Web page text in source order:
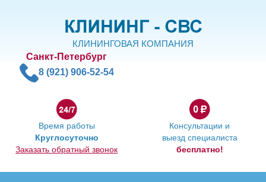
КЛИНИНГОВАЯ КОМПАНИЯ
Санкт-Петербург
8 (921) 906-52-54
Время работы
Круглосуточно
Заказать обратный звонок
Консультации и
выезд специалиста
бесплатно!